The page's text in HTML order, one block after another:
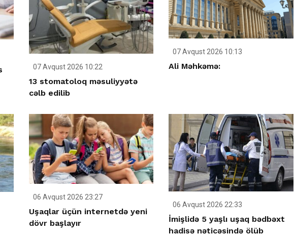
07 Avqust 2026 10:22
13 stomatoloq məsuliyyətə
cəlb edilib
07 Avqust 2026 10:13
Ali Məhkəmə:
06 Avqust 2026 23:27
Uşaqlar üçün internetdə yeni
dövr başlayır
06 Avqust 2026 22:33
İmişlidə 5 yaşlı uşaq bədbəxt
hadisə nəticəsində ölüb